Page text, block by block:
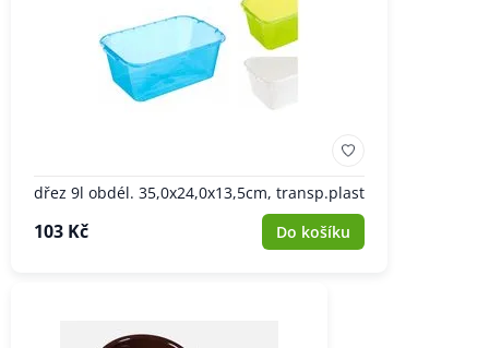
dřez 9l obdél. 35,0x24,0x13,5cm, transp.plast
103 Kč Do košíku